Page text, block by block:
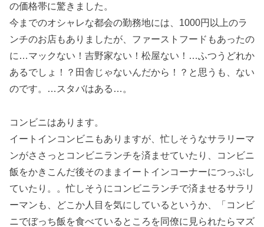
の価格帯に驚きました。
今までのオシャレな都会の勤務地には、1000円以上のラ
ンチのお店もありましたが、ファーストフードもあったの
に…マックない！吉野家ない！松屋ない！…ふつうどれか
あるでしょ！？田舎じゃないんだから！？と思うも、ない
のです。…スタバはある…。
コンビニはあります。
イートインコンビニもありますが、忙しそうなサラリーマ
ンがささっとコンビニランチを済ませていたり、コンビニ
飯をかきこんだ後そのままイートインコーナーにつっぷし
ていたり。。忙しそうにコンビニランチで済ませるサラリ
ーマンも、どこか人目を気にしているというか、「コンビ
ニでぼっち飯を食べているところを同僚に見られたらマズ